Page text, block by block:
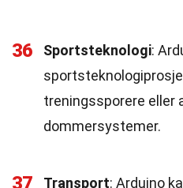
36 Sportsteknologi:
treningssporere eller
dommersystemer.
37 Transport: Arduino